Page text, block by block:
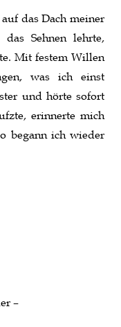
das Dach meiner
Sehnen lehrte,
Mit festem Willen
was ich einst
und hörte sofort
erinnerte mich
begann ich wieder
–